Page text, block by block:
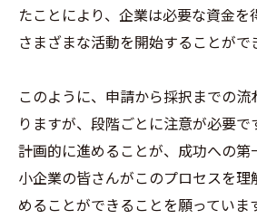
たことにより、企業は必要な資金を
さまざまな活動を開始することがで
このように、申請から採択までの
りますが、段階ごとに注意が必要で
計画的に進めることが、成功への第
小企業の皆さんがこのプロセスを理
めることができることを願っていま